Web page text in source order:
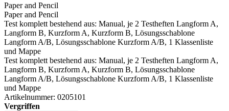
Paper and Pencil
Paper and Pencil
Test komplett bestehend aus: Manual, je 2 Testheften Langform A,
Langform B, Kurzform A, Kurzform B, Lösungsschablone
Langform A/B, Lösungsschablone Kurzform A/B, 1 Klassenliste
und Mappe
Test komplett bestehend aus: Manual, je 2 Testheften Langform A,
Langform B, Kurzform A, Kurzform B, Lösungsschablone
Langform A/B, Lösungsschablone Kurzform A/B, 1 Klassenliste
und Mappe
Artikelnummer: 0205101
Vergriffen